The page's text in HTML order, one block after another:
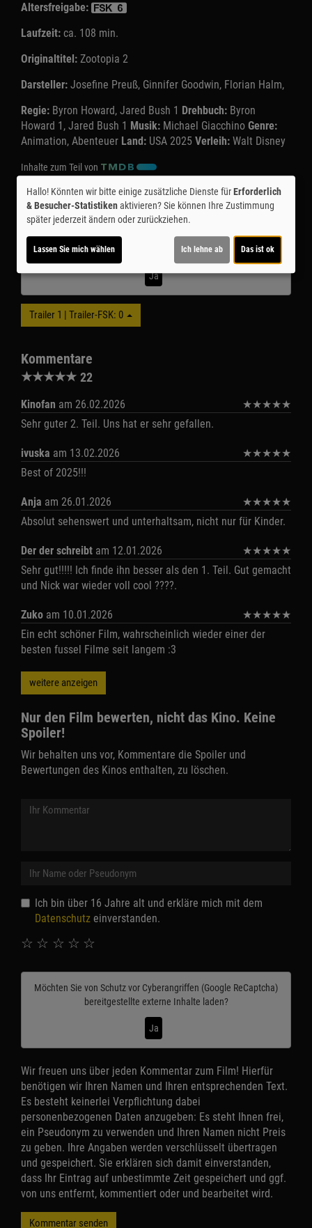
Altersfreigabe:
Laufzeit: ca. 108 min.
Originaltitel: Zootopia 2
Darsteller: Josefine Preuß, Ginnifer Goodwin, Florian Halm,
Regie: Byron Howard, Jared Bush 1 Drehbuch: Byron
Howard 1, Jared Bush 1 Musik: Michael Giacchino Genre:
Animation, Abenteuer Land: USA 2025 Verleih: Walt Disney
Inhalte zum Teil von
© CINEPROG ...macht Lust auf Ihr Kino!
Möchten Sie vonYoutube (Trailer ansehen)bereitgestellte
externe Inhalte laden?
Ja
Trailer 1 | Trailer-FSK: 0
Kommentare
★★★★★ 22
Kinofan am 26.02.2026 ★★★★★
Sehr guter 2. Teil. Uns hat er sehr gefallen.
ivuska am 13.02.2026 ★★★★★
Best of 2025!!!
Anja am 26.01.2026 ★★★★★
Absolut sehenswert und unterhaltsam, nicht nur für Kinder.
Der der schreibt am 12.01.2026 ★★★★★
Sehr gut!!!!! Ich finde ihn besser als den 1. Teil. Gut gemacht
und Nick war wieder voll cool ????.
Zuko am 10.01.2026 ★★★★★
Ein echt schöner Film, wahrscheinlich wieder einer der
besten fussel Filme seit langem :3
weitere anzeigen
Nur den Film bewerten, nicht das Kino. Keine
Spoiler!
Wir behalten uns vor, Kommentare die Spoiler und
Bewertungen des Kinos enthalten, zu löschen.
Ich bin über 16 Jahre alt und erkläre mich mit dem
Datenschutz einverstanden.
☆
☆
☆
☆
☆
Möchten Sie von Schutz vor Cyberangriffen (Google ReCaptcha)
bereitgestellte externe Inhalte laden?
Ja
Wir freuen uns über jeden Kommentar zum Film! Hierfür
benötigen wir Ihren Namen und Ihren entsprechenden Text.
Es besteht keinerlei Verpflichtung dabei
personenbezogenen Daten anzugeben: Es steht Ihnen frei,
ein Pseudonym zu verwenden und Ihren Namen nicht Preis
zu geben. Ihre Angaben werden verschlüsselt übertragen
und gespeichert. Sie erklären sich damit einverstanden,
dass Ihr Eintrag auf unbestimmte Zeit gespeichert und ggf.
von uns entfernt, kommentiert oder und bearbeitet wird.
Kommentar senden
Hallo! Könnten wir bitte einige zusätzliche Dienste fürErforderlich
& Besucher-Statistikenaktivieren? Sie können Ihre Zustimmung
später jederzeit ändern oder zurückziehen.
Lassen Sie mich wählen Ich lehne ab Das ist ok